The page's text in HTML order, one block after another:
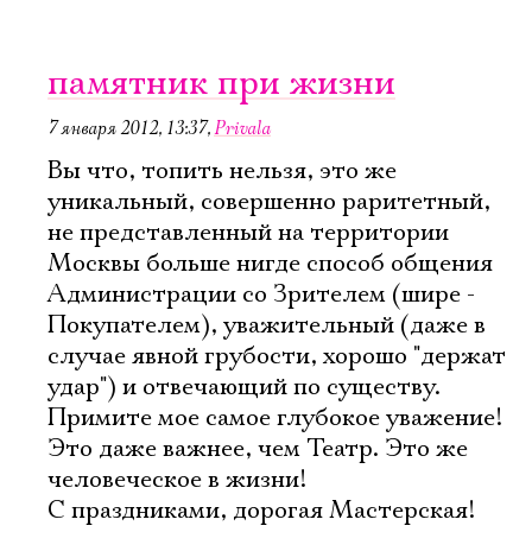
памятник при жизни
7 января 2012, 13:37,Privala
Вы что, топить нельзя, это же
уникальный, совершенно раритетный,
не представленный на территории
Москвы больше нигде способ общения
Администрации со Зрителем (шире -
Покупателем), уважительный (даже в
случае явной грубости, хорошо "держат
удар") и отвечающий по существу.
Примите мое самое глубокое уважение!
Это даже важнее, чем Театр. Это же
человеческое в жизни!
С праздниками, дорогая Мастерская!